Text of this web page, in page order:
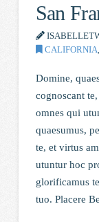
San
CALIFORNIA,
Domine,
cognoscant
omnes qui
quaesumus,
te, et virtus
utuntur hoc
glorificamus
tuo. Placere